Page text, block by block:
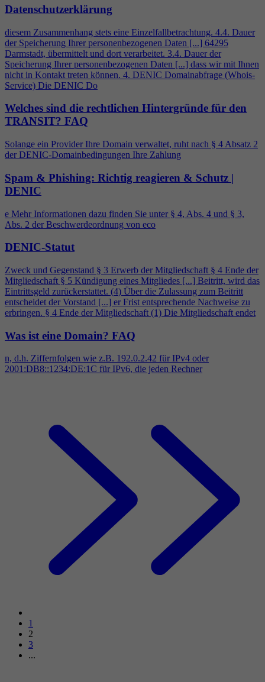
Datenschutzerklärung
diesem Zusammenhang stets eine Einzelfallbetrachtung. 4.4. Dauer
der Speicherung Ihrer personenbezogenen Daten [...] 64295
Darmstadt, übermittelt und dort verarbeitet. 3.4. Dauer der
Speicherung Ihrer personenbezogenen Daten [...] dass wir mit Ihnen
nicht in Kontakt treten können. 4. DENIC Domainabfrage (Whois-
Service) Die DENIC Do
Welches sind die rechtlichen Hintergründe für den
TRANSIT? FAQ
Solange ein Provider Ihre Domain verwaltet, ruht nach § 4 Absatz 2
der DENIC-Domainbedingungen Ihre Zahlung
Spam & Phishing: Richtig reagieren & Schutz |
DENIC
e Mehr Informationen dazu finden Sie unter § 4, Abs. 4 und § 3,
Abs. 2 der Beschwerdeordnung von eco
DENIC-Statut
Zweck und Gegenstand § 3 Erwerb der Mitgliedschaft § 4 Ende der
Mitgliedschaft § 5 Kündigung eines Mitgliedes [...] Beitritt, wird das
Eintrittsgeld zurückerstattet. (4) Über die Zulassung zum Beitritt
entscheidet der Vorstand [...] er Frist entsprechende Nachweise zu
erbringen. § 4 Ende der Mitgliedschaft (1) Die Mitgliedschaft endet
Was ist eine Domain? FAQ
n, d.h. Ziffernfolgen wie z.B. 192.0.2.42 für IPv4 oder
2001:DB8::1234:DE:1C für IPv6, die jeden Rechner
1
2
3
...